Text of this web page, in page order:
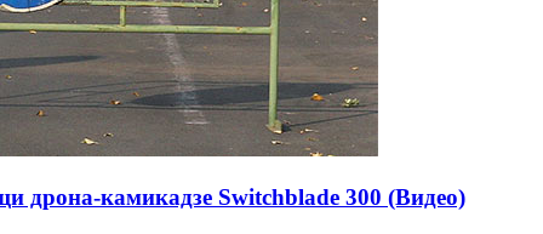
дрона-камикадзе Switchblade 300 (Видео)